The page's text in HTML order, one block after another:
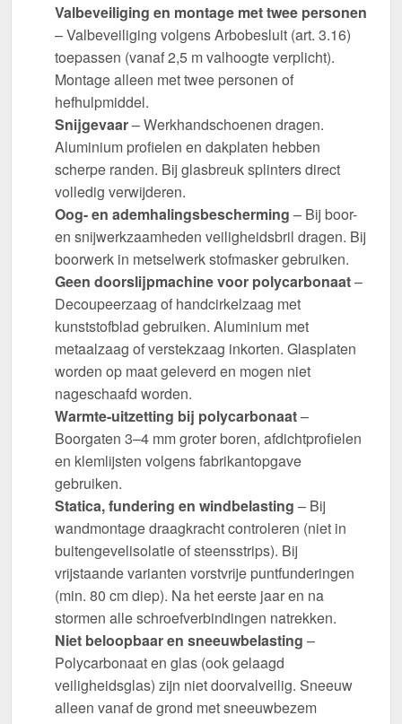
Valbeveiliging en montage met twee personen
– Valbeveiliging volgens Arbobesluit (art. 3.16)
toepassen (vanaf 2,5 m valhoogte verplicht).
Montage alleen met twee personen of
hefhulpmiddel.
Snijgevaar– Werkhandschoenen dragen.
Aluminium profielen en dakplaten hebben
scherpe randen. Bij glasbreuk splinters direct
volledig verwijderen.
Oog- en ademhalingsbescherming – Bij boor-
en snijwerkzaamheden veiligheidsbril dragen. Bij
boorwerk in metselwerk stofmasker gebruiken.
Geen doorslijpmachine voor polycarbonaat–
Decoupeerzaag of handcirkelzaag met
kunststofblad gebruiken. Aluminium met
metaalzaag of verstekzaag inkorten. Glasplaten
worden op maat geleverd en mogen niet
nageschaafd worden.
Warmte-uitzetting bij polycarbonaat–
Boorgaten 3–4 mm groter boren, afdichtprofielen
en klemlijsten volgens fabrikantopgave
gebruiken.
Statica, fundering en windbelasting – Bij
wandmontage draagkracht controleren (niet in
buitengevelisolatie of steensstrips). Bij
vrijstaande varianten vorstvrije puntfunderingen
(min. 80 cm diep). Na het eerste jaar en na
stormen alle schroefverbindingen natrekken.
Niet beloopbaar en sneeuwbelasting –
Polycarbonaat en glas (ook gelaagd
veiligheidsglas) zijn niet doorvalveilig. Sneeuw
alleen vanaf de grond met sneeuwbezem